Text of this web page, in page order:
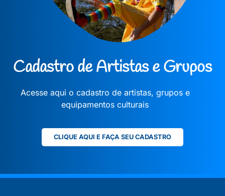
Cadastro de Artistas e Grupos
Acesse aqui o cadastro de artistas, grupos e
equipamentos culturais
CLIQUE AQUI E FAÇA SEU CADASTRO